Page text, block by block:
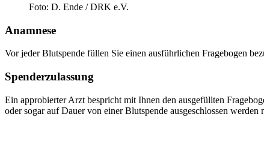
Foto: D. Ende / DRK e.V.
Anamnese
Vor jeder Blutspende füllen Sie einen ausführlichen Fragebogen
Spenderzulassung
Ein approbierter Arzt bespricht mit Ihnen den ausgefüllten
oder sogar auf Dauer von einer Blutspende ausgeschlossen